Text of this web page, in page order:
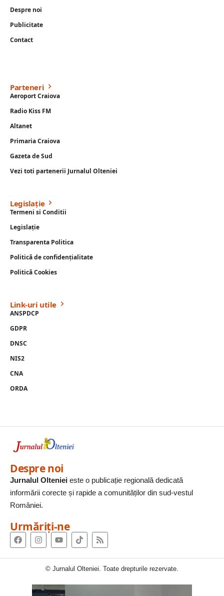
Despre noi
Publicitate
Contact
Parteneri
Aeroport Craiova
Radio Kiss FM
Altanet
Primaria Craiova
Gazeta de Sud
Vezi toti partenerii Jurnalul Olteniei
Legislație
Termeni si Conditii
Legislație
Transparenta Politica
Politică de confidențialitate
Politică Cookies
Link-uri utile
ANSPDCP
GDPR
DNSC
NIS2
CNA
ORDA
Despre noi
Jurnalul Olteniei este o publicație regională dedicată
informării corecte și rapide a comunităților din sud-vestul
României.
Urmăriți-ne
© Jurnalul Olteniei. Toate drepturile rezervate.